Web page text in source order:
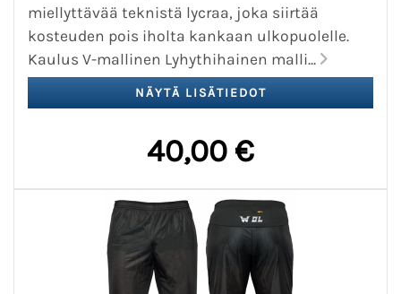
miellyttävää teknistä lycraa, joka siirtää
kosteuden pois iholta kankaan ulkopuolelle.
Kaulus V-mallinen Lyhythihainen malli...
40,00 €